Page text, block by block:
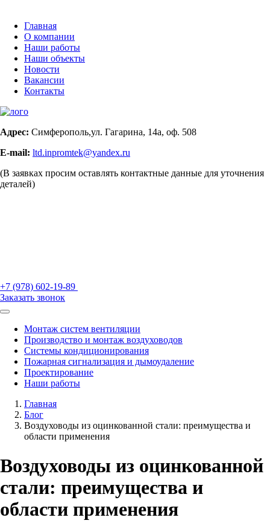
Главная
О компании
Наши работы
Наши объекты
Новости
Вакансии
Контакты
Адрес: Симферополь,ул. Гагарина, 14а, оф. 508
E-mail: ltd.inpromtek@yandex.ru
(В заявках просим оставлять контактные данные для уточнения
деталей)
+7 (978) 602-19-89
Заказать звонок
Монтаж систем вентиляции
Производство и монтаж воздуховодов
Системы кондиционирования
Пожарная сигнализация и дымоудаление
Проектирование
Наши работы
Главная
Блог
Воздуховоды из оцинкованной стали: преимущества и
области применения
Воздуховоды из оцинкованной
стали: преимущества и
области применения